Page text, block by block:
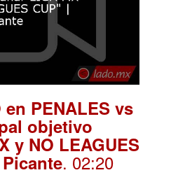
en PENALES vs
objetivo
y NO LEAGUES
. 02:20